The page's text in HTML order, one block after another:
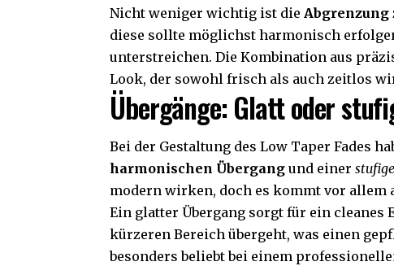
Nicht weniger wichtig ist die Abgrenzung
diese sollte möglichst harmonisch
unterstreichen. Die Kombination aus
Look, der sowohl frisch als auch zeitlos
Übergänge: Glatt oder
Bei der Gestaltung des Low Taper Fades
harmonischen Übergang und einer
modern wirken, doch es kommt vor
Ein glatter Übergang sorgt für ein cleanes
kürzeren Bereich übergeht, was einen
besonders beliebt bei einem